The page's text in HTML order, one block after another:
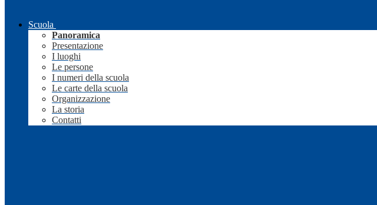
Scuola
Panoramica
Presentazione
I luoghi
Le persone
I numeri della scuola
Le carte della scuola
Organizzazione
La storia
Contatti